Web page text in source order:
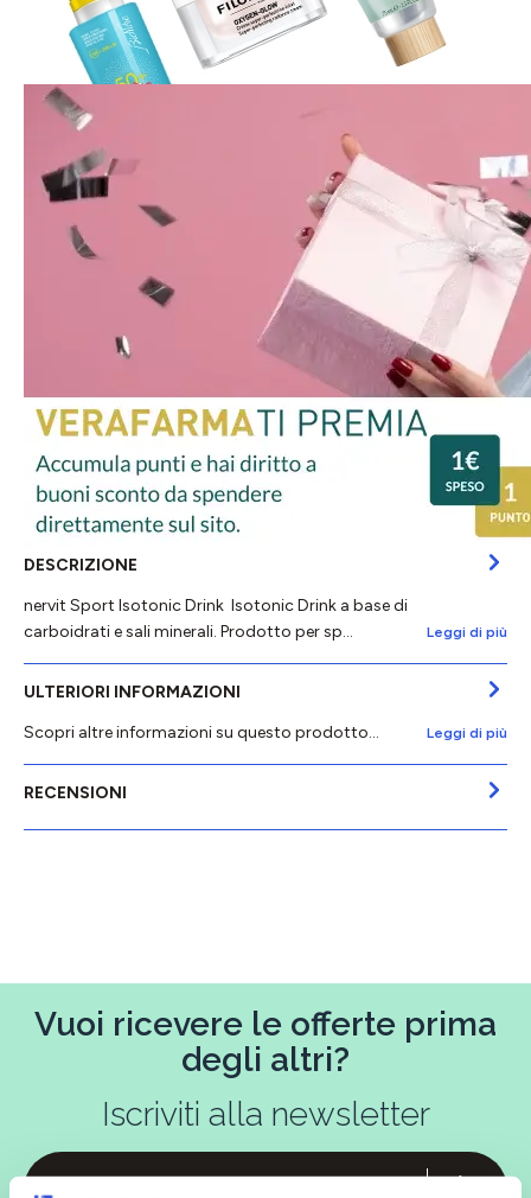
DESCRIZIONE
nervit Sport Isotonic Drink Isotonic Drink a base di
carboidrati e sali minerali. Prodotto per sp…
Leggi di più
ULTERIORI INFORMAZIONI
Scopri altre informazioni su questo prodotto...
Leggi di più
RECENSIONI
Vuoi ricevere le offerte prima
degli altri?
Iscriviti alla newsletter